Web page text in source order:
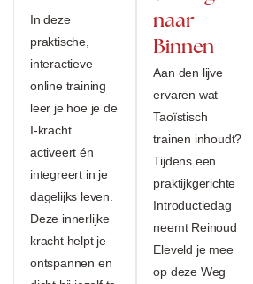
In deze
praktische,
interactieve
online training
leer je hoe je de
I-kracht
activeert én
integreert in je
dagelijks leven.
Deze innerlijke
kracht helpt je
ontspannen en
naar
Binnen
Aan den lijve
ervaren wat
Taoïstisch
trainen inhoudt?
Tijdens een
praktijkgerichte
Introductiedag
neemt Reinoud
Eleveld je mee
op deze Weg